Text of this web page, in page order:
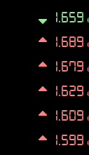
1.659
1.689
1.679
1.629
1.609
1.599